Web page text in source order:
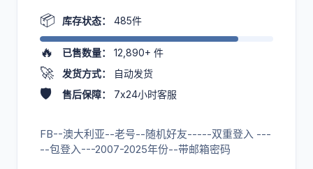
📦 库存状态： 485件
🔥 已售数量： 12,890+ 件
🚀 发货方式： 自动发货
🛡️ 售后保障： 7x24小时客服
FB--澳大利亚--老号--随机好友-----双重登入 ---
--包登入---2007-2025年份--带邮箱密码